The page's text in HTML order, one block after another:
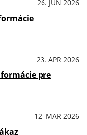
26. JÚN 2026
23. APR 2026
pre
12. MAR 2026